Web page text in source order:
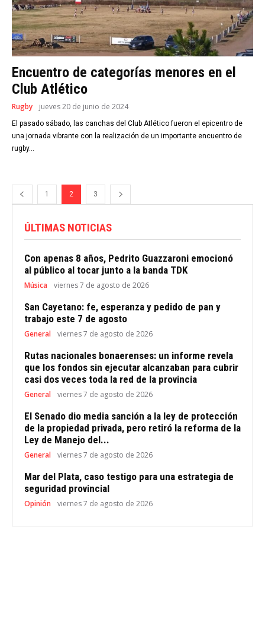
Encuentro de categorías menores en el
Club Atlético
Rugby jueves 20 de junio de 2024
El pasado sábado, las canchas del Club Atlético fueron el epicentro de
una jornada vibrante con la realización de un importante encuentro de
rugby...
1 2 3
ÚLTIMAS NOTICIAS
Con apenas 8 años, Pedrito Guazzaroni emocionó
al público al tocar junto a la banda TDK
Música viernes 7 de agosto de 2026
San Cayetano: fe, esperanza y pedido de pan y
trabajo este 7 de agosto
General viernes 7 de agosto de 2026
Rutas nacionales bonaerenses: un informe revela
que los fondos sin ejecutar alcanzaban para cubrir
casi dos veces toda la red de la provincia
General viernes 7 de agosto de 2026
El Senado dio media sanción a la ley de protección
de la propiedad privada, pero retiró la reforma de la
Ley de Manejo del...
General viernes 7 de agosto de 2026
Mar del Plata, caso testigo para una estrategia de
seguridad provincial
Opinión viernes 7 de agosto de 2026